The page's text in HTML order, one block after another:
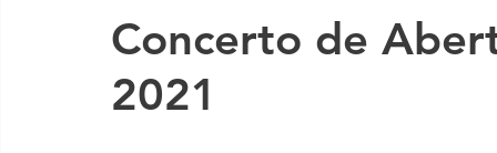
Concerto de
2021